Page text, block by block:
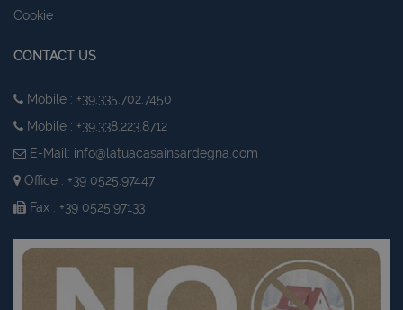
Cookie
CONTACT US
Mobile : +39.335.702.7450
Mobile : +39.338.223.8712
E-Mail: info@latuacasainsardegna.com
Office : +39 0525.97447
Fax : +39 0525.97133